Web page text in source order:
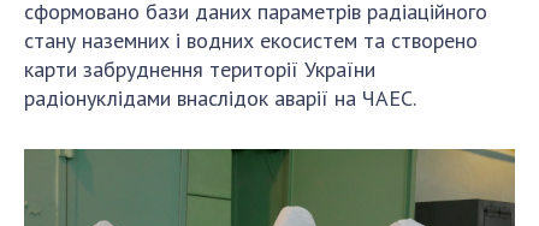
сформовано бази даних параметрів радіаційного
стану наземних і водних екосистем та створено
карти забруднення території України
радіонуклідами внаслідок аварії на ЧАЕС.